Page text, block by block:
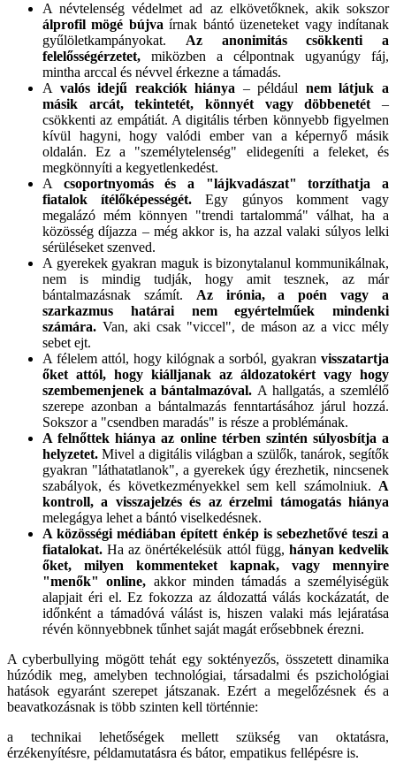
A névtelenség védelmet ad az elkövetőknek, akik sokszor
álprofil mögé bújvaírnak bántó üzeneteket vagy indítanak
gyűlöletkampányokat. Az anonimitás csökkenti a
felelősségérzetet, miközben a célpontnak ugyanúgy fáj,
mintha arccal és névvel érkezne a támadás.
A valós idejű reakciók hiánya – például nem látjuk a
másik arcát, tekintetét, könnyét vagy döbbenetét –
csökkenti az empátiát. A digitális térben könnyebb figyelmen
kívül hagyni, hogy valódi ember van a képernyő másik
oldalán. Ez a "személytelenség" elidegeníti a feleket, és
megkönnyíti a kegyetlenkedést.
A csoportnyomás és a "lájkvadászat" torzíthatja a
fiatalok ítélőképességét.Egy gúnyos komment vagy
megalázó mém könnyen "trendi tartalommá" válhat, ha a
közösség díjazza – még akkor is, ha azzal valaki súlyos lelki
sérüléseket szenved.
A gyerekek gyakran maguk is bizonytalanul kommunikálnak,
nem is mindig tudják, hogy amit tesznek, az már
bántalmazásnak számít. Az irónia, a poén vagy a
szarkazmus határai nem egyértelműek mindenki
számára. Van, aki csak "viccel", de máson az a vicc mély
sebet ejt.
A félelem attól, hogy kilógnak a sorból, gyakran visszatartja
őket attól, hogy kiálljanak az áldozatokért vagy hogy
szembemenjenek a bántalmazóval. A hallgatás, a szemlélő
szerepe azonban a bántalmazás fenntartásához járul hozzá.
Sokszor a "csendben maradás" is része a problémának.
A felnőttek hiánya az online térben szintén súlyosbítja a
helyzetet. Mivel a digitális világban a szülők, tanárok, segítők
gyakran "láthatatlanok", a gyerekek úgy érezhetik, nincsenek
szabályok, és következményekkel sem kell számolniuk. A
kontroll, a visszajelzés és az érzelmi támogatás hiánya
melegágya lehet a bántó viselkedésnek.
A közösségi médiában épített énkép is sebezhetővé teszi a
fiatalokat. Ha az önértékelésük attól függ, hányan kedvelik
őket, milyen kommenteket kapnak, vagy mennyire
"menők" online, akkor minden támadás a személyiségük
alapjait éri el. Ez fokozza az áldozattá válás kockázatát, de
időnként a támadóvá válást is, hiszen valaki más lejáratása
révén könnyebbnek tűnhet saját magát erősebbnek érezni.
A cyberbullying mögött tehát egy soktényezős, összetett dinamika
húzódik meg, amelyben technológiai, társadalmi és pszichológiai
hatások egyaránt szerepet játszanak. Ezért a megelőzésnek és a
beavatkozásnak is több szinten kell történnie:
a technikai lehetőségek mellett szükség van oktatásra,
érzékenyítésre, példamutatásra és bátor, empatikus fellépésre is.